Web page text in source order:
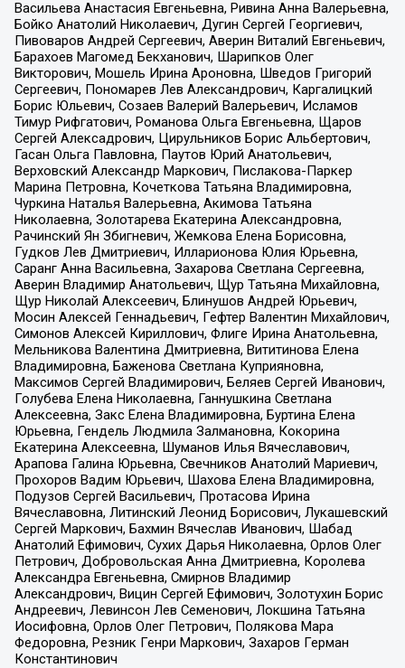
Васильева Анастасия Евгеньевна, Ривина Анна Валерьевна,
Бойко Анатолий Николаевич, Дугин Сергей Георгиевич,
Пивоваров Андрей Сергеевич, Аверин Виталий Евгеньевич,
Барахоев Магомед Бекханович, Шарипков Олег
Викторович, Мошель Ирина Ароновна, Шведов Григорий
Сергеевич, Пономарев Лев Александрович, Каргалицкий
Борис Юльевич, Созаев Валерий Валерьевич, Исламов
Тимур Рифгатович, Романова Ольга Евгеньевна, Щаров
Сергей Алексадрович, Цирульников Борис Альбертович,
Гасан Ольга Павловна, Паутов Юрий Анатольевич,
Верховский Александр Маркович, Пислакова-Паркер
Марина Петровна, Кочеткова Татьяна Владимировна,
Чуркина Наталья Валерьевна, Акимова Татьяна
Николаевна, Золотарева Екатерина Александровна,
Рачинский Ян Збигневич, Жемкова Елена Борисовна,
Гудков Лев Дмитриевич, Илларионова Юлия Юрьевна,
Саранг Анна Васильевна, Захарова Светлана Сергеевна,
Аверин Владимир Анатольевич, Щур Татьяна Михайловна,
Щур Николай Алексеевич, Блинушов Андрей Юрьевич,
Мосин Алексей Геннадьевич, Гефтер Валентин Михайлович,
Симонов Алексей Кириллович, Флиге Ирина Анатольевна,
Мельникова Валентина Дмитриевна, Вититинова Елена
Владимировна, Баженова Светлана Куприяновна,
Максимов Сергей Владимирович, Беляев Сергей Иванович,
Голубева Елена Николаевна, Ганнушкина Светлана
Алексеевна, Закс Елена Владимировна, Буртина Елена
Юрьевна, Гендель Людмила Залмановна, Кокорина
Екатерина Алексеевна, Шуманов Илья Вячеславович,
Арапова Галина Юрьевна, Свечников Анатолий Мариевич,
Прохоров Вадим Юрьевич, Шахова Елена Владимировна,
Подузов Сергей Васильевич, Протасова Ирина
Вячеславовна, Литинский Леонид Борисович, Лукашевский
Сергей Маркович, Бахмин Вячеслав Иванович, Шабад
Анатолий Ефимович, Сухих Дарья Николаевна, Орлов Олег
Петрович, Добровольская Анна Дмитриевна, Королева
Александра Евгеньевна, Смирнов Владимир
Александрович, Вицин Сергей Ефимович, Золотухин Борис
Андреевич, Левинсон Лев Семенович, Локшина Татьяна
Иосифовна, Орлов Олег Петрович, Полякова Мара
Федоровна, Резник Генри Маркович, Захаров Герман
Константинович